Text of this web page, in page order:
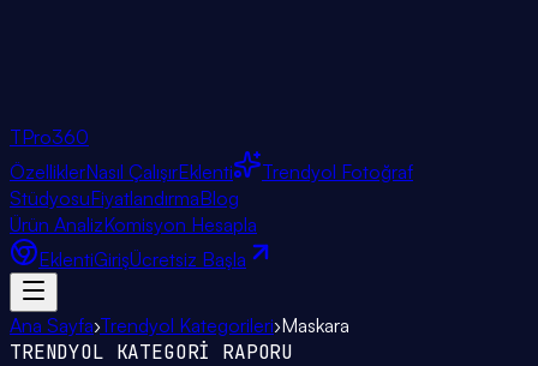
TPro360
ÖzelliklerNasıl ÇalışırEklenti
Trendyol Fotoğraf
StüdyosuFiyatlandırmaBlog
Ürün AnalizKomisyon Hesapla
EklentiGirişÜcretsiz Başla
Ana Sayfa›Trendyol Kategorileri›Maskara
TRENDYOL KATEGORİ RAPORU